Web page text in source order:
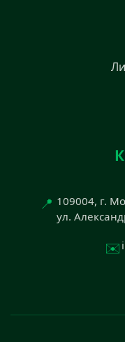
📍 109004, г.
ул.
✉️